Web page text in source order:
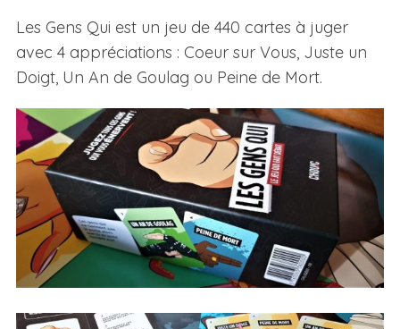
Les Gens Qui est un jeu de 440 cartes à juger
avec 4 appréciations : Coeur sur Vous, Juste un
Doigt, Un An de Goulag ou Peine de Mort.